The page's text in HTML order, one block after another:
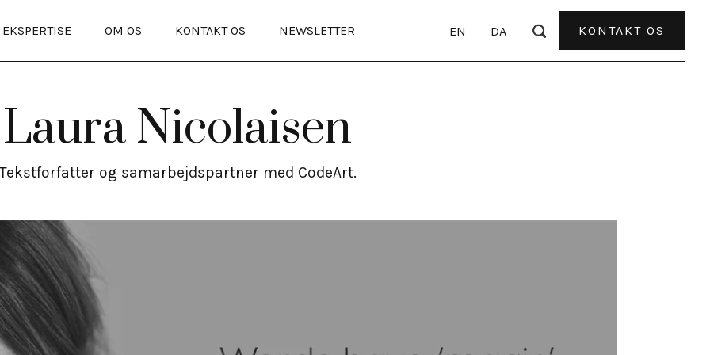
EKSPERTISE OM OS KONTAKT OS NEWSLETTER EN DA KONTAKT OS
Laura Nicolaisen
og samarbejdspartner med CodeArt.